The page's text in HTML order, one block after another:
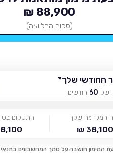
88,900 ₪
(סכום ההלוואה)
החודשי שלך*
של 60 חודשים
המקדמה שלך
38,100 ₪
התשלום
₪
המימון חושבה על סמך המחשבונים בתנאי